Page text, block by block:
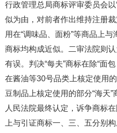
行政管理总局商标评审委员会以
似为由，对前者作出维持注册
用在“调味品、面粉”等商品上与
商标均构成近似。二审法院则
有误。判决“每夫”商标在除“面
在酱油等30号品类上核定使用
豆制品上核定使用的部分“海天
人民法院最终认定，诉争商标
上与引证商标一、三、五分别